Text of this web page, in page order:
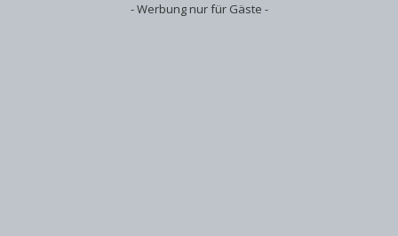
- Werbung nur für Gäste -